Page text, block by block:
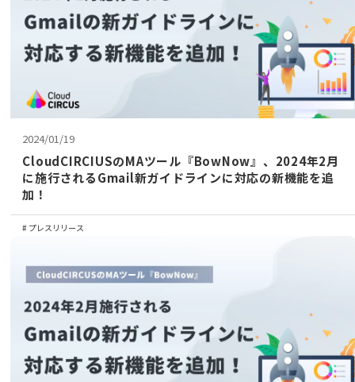
2024/01/19
CloudCIRCIUSのMAツール『BowNow』、2024年2月
に施行されるGmail新ガイドラインに対応の新機能を追
加！
プレスリリース